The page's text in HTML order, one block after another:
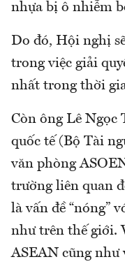
nhựa bị ô nhiễm
Do đó, Hội nghị
trong việc giải
nhất trong thời
Còn ông Lê Ngọc
quốc tế (Bộ Tài
văn phòng
trường liên quan
là vấn đề “nóng”
như trên thế giới.
ASEAN cũng như